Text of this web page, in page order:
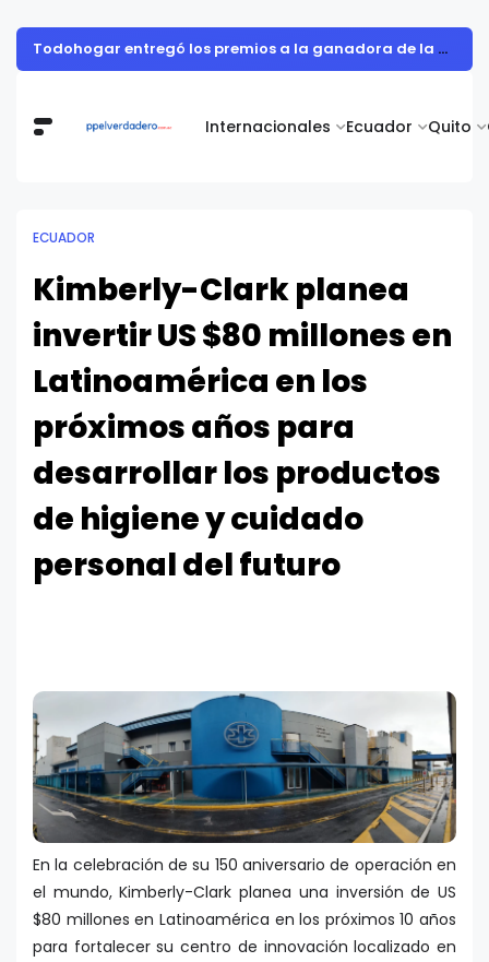
Internacionales Ecuador Quito
Todohogar entregó los premios a la ganadora de la campaña “Puertatlón Futbolero”
ECUADOR
Kimberly-Clark planea
invertir US $80 millones en
Latinoamérica en los
próximos años para
desarrollar los productos
de higiene y cuidado
personal del futuro
En la celebración de su 150 aniversario de operación en
el mundo, Kimberly-Clark planea una inversión de US
$80 millones en Latinoamérica en los próximos 10 años
para fortalecer su centro de innovación localizado en